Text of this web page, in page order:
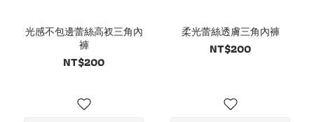
光感不包邊蕾絲高衩三角內
褲
NT$200
柔光蕾絲透膚三角內褲
NT$200